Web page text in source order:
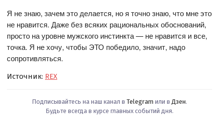
Я не знаю, зачем это делается, но я точно знаю, что мне это
не нравится. Даже без всяких рациональных обоснований,
просто на уровне мужского инстинкта — не нравится и все,
точка. Я не хочу, чтобы ЭТО победило, значит, надо
сопротивляться.
Источник: REX
Подписывайтесь на наш канал в Telegram или в Дзен.
Будьте всегда в курсе главных событий дня.